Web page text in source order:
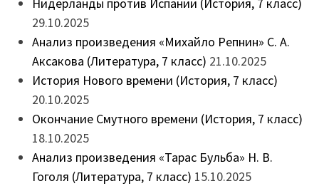
29.10.2025
Анализ произведения «Михайло Репнин» С. А.
Аксакова (Литература, 7 класс) 21.10.2025
История Нового времени (История, 7 класс)
20.10.2025
Окончание Смутного времени (История, 7 класс)
18.10.2025
Анализ произведения «Тарас Бульба» Н. В.
Гоголя (Литература, 7 класс) 15.10.2025